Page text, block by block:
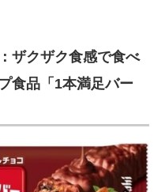
ザクザク食感で食べ
食品「1本満足バー